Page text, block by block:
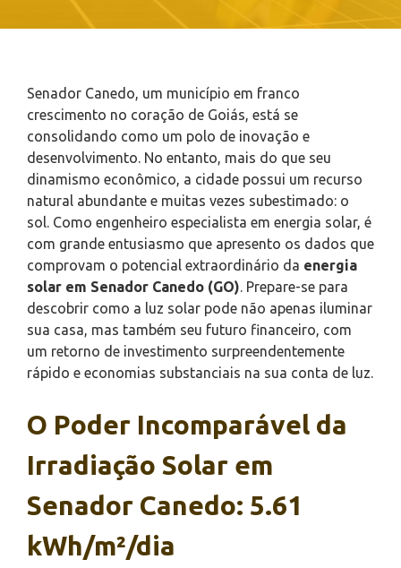
Senador Canedo, um município em franco
crescimento no coração de Goiás, está se
consolidando como um polo de inovação e
desenvolvimento. No entanto, mais do que seu
dinamismo econômico, a cidade possui um recurso
natural abundante e muitas vezes subestimado: o
sol. Como engenheiro especialista em energia solar, é
com grande entusiasmo que apresento os dados que
comprovam o potencial extraordinário da energia
solar em Senador Canedo (GO) . Prepare-se para
descobrir como a luz solar pode não apenas iluminar
sua casa, mas também seu futuro financeiro, com
um retorno de investimento surpreendentemente
rápido e economias substanciais na sua conta de luz.
O Poder Incomparável da
Irradiação Solar em
Senador Canedo: 5.61
kWh/m²/dia